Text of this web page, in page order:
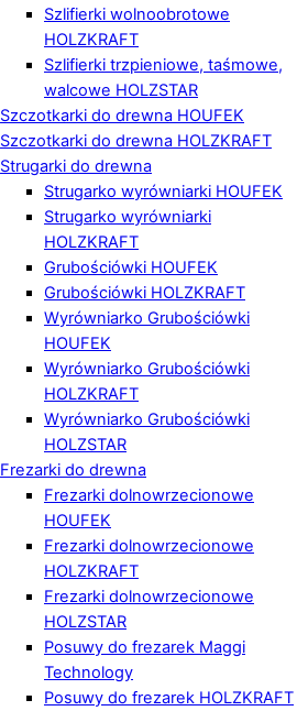
Szlifierki wolnoobrotowe
HOLZKRAFT
Szlifierki trzpieniowe, taśmowe,
walcowe HOLZSTAR
Szczotkarki do drewna HOUFEK
Szczotkarki do drewna HOLZKRAFT
Strugarki do drewna
Strugarko wyrówniarki HOUFEK
Strugarko wyrówniarki
HOLZKRAFT
Grubościówki HOUFEK
Grubościówki HOLZKRAFT
Wyrówniarko Grubościówki
HOUFEK
Wyrówniarko Grubościówki
HOLZKRAFT
Wyrówniarko Grubościówki
HOLZSTAR
Frezarki do drewna
Frezarki dolnowrzecionowe
HOUFEK
Frezarki dolnowrzecionowe
HOLZKRAFT
Frezarki dolnowrzecionowe
HOLZSTAR
Posuwy do frezarek Maggi
Technology
Posuwy do frezarek HOLZKRAFT